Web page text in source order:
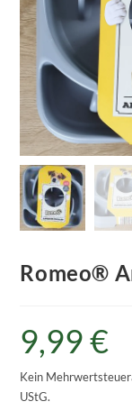
Romeo®
9,99€
Kein
UStG.